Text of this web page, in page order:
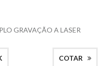
GRAVAÇÃO A LASER
COTAR